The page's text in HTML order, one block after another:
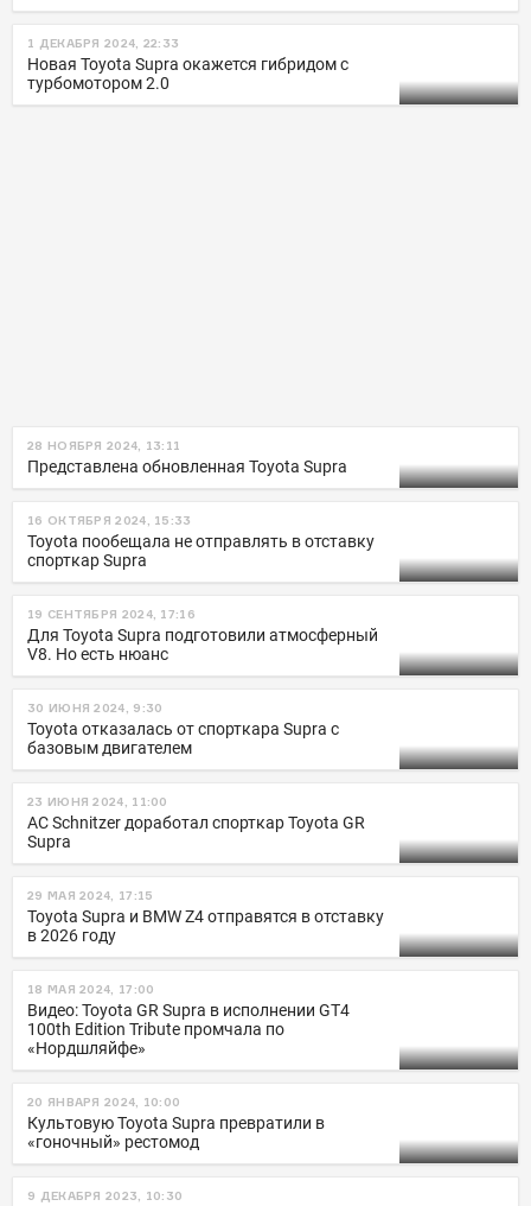
1 ДЕКАБРЯ 2024, 22:33
Новая Toyota Supra окажется гибридом с
турбомотором 2.0
28 НОЯБРЯ 2024, 13:11
Представлена обновленная Toyota Supra
16 ОКТЯБРЯ 2024, 15:33
Toyota пообещала не отправлять в отставку
спорткар Supra
19 СЕНТЯБРЯ 2024, 17:16
Для Toyota Supra подготовили атмосферный
V8. Но есть нюанс
30 ИЮНЯ 2024, 9:30
Toyota отказалась от спорткара Supra с
базовым двигателем
23 ИЮНЯ 2024, 11:00
AC Schnitzer доработал спорткар Toyota GR
Supra
29 МАЯ 2024, 17:15
Toyota Supra и BMW Z4 отправятся в отставку
в 2026 году
18 МАЯ 2024, 17:00
Видео: Toyota GR Supra в исполнении GT4
100th Edition Tribute промчала по
«Нордшляйфе»
20 ЯНВАРЯ 2024, 10:00
Культовую Toyota Supra превратили в
«гоночный» рестомод
9 ДЕКАБРЯ 2023, 10:30